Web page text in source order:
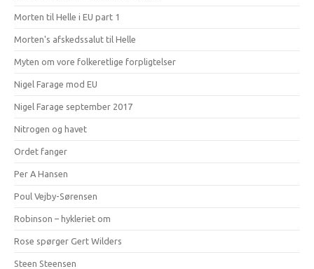
Morten til Helle i EU part 1
Morten's afskedssalut til Helle
Myten om vore folkeretlige forpligtelser
Nigel Farage mod EU
Nigel Farage september 2017
Nitrogen og havet
Ordet fanger
Per A Hansen
Poul Vejby-Sørensen
Robinson – hykleriet om
Rose spørger Gert Wilders
Steen Steensen